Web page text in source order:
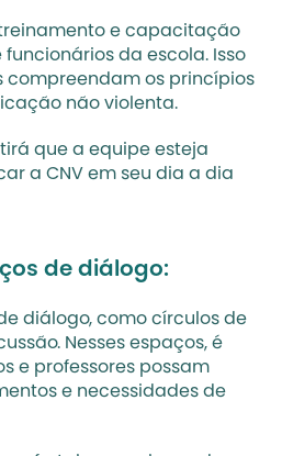
treinamento e capacitação
funcionários da escola. Isso
compreendam os princípios
não violenta.
que a equipe esteja
a CNV em seu dia a dia
de diálogo:
diálogo, como círculos de
Nesses espaços, é
e professores possam
e necessidades de